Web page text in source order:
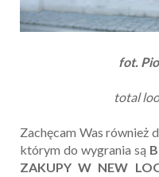
fot.
total
Zachęcam Was również
którym do wygrania są
ZAKUPY W NEW